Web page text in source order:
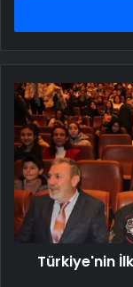
Türkiye'nin
İlk
Astronotu
Öğrencilerle
Buluştu
Türkiye'nin